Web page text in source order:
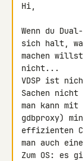
Hi,
Wenn du
sich halt,
machen
nicht...
VDSP ist
Sachen
man kann
gdbproxy)
effizienten
man auch
Zum OS: es